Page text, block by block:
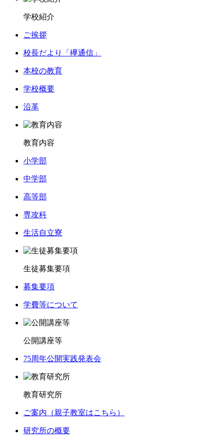
学校紹介
ご挨拶
校長だより「欅通信」
本校の教育
学校概要
沿革
教育内容
小学部
中学部
高等部
専攻科
生活自立寮
生徒募集要項
募集要項
学費等について
公開講座等
75周年公開実践発表会
教育研究所
ご案内（親子教室はこちら）
研究所の概要